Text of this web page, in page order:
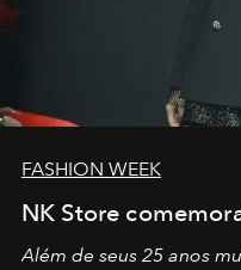
FASHION WEEK
NK Store
Além de seus 25 anos